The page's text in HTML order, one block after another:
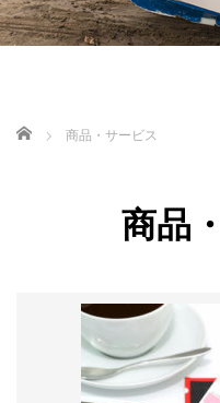
HOME 商品・サービス
商品